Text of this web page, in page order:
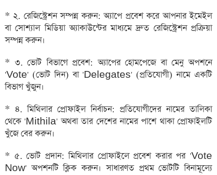
* ২. রেজিস্ট্রেশন সম্পন্ন করুন: অ্যাপে প্রবেশ করে আপনার ইমেইল
বা সোশ্যাল মিডিয়া অ্যাকাউন্টের মাধ্যমে দ্রুত রেজিস্ট্রেশন প্রক্রিয়া
সম্পন্ন করুন।
* ৩. ভোট বিভাগে প্রবেশ: অ্যাপের হোমপেজে বা মেনু অপশনে
'Vote' (ভোট দিন) বা 'Delegates' (প্রতিযোগী) নামে একটি
বিভাগ খুঁজুন।
* ৪. মিথিলার প্রোফাইল নির্বাচন: প্রতিযোগীদের নামের তালিকা
থেকে 'Mithila' অথবা তার দেশের নামের পাশে থাকা প্রোফাইলটি
খুঁজে বের করুন।
* ৫. ভোট প্রদান: মিথিলার প্রোফাইলে প্রবেশ করার পর 'Vote
Now' অপশনটি ক্লিক করুন। সাধারণত প্রথম ভোটটি বিনামূল্যে